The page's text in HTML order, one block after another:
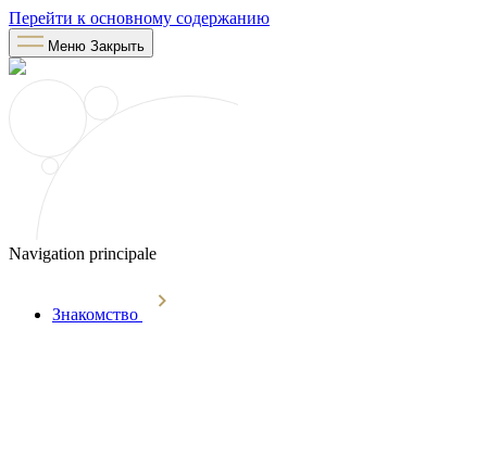
Перейти к основному содержанию
Меню Закрыть
Navigation principale
Знакомство